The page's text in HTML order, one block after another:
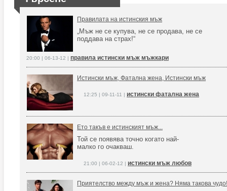
Правилата на истинския мъж
„Мъж не се купува, не се продава, не се
поддава на страх!“
20:00 | 06-13-12 | правила истински мъж мъжкари
Истински мъж, Фатална жена, Истински мъж
12:25 | 09-11-11 | истински фатална жена
Ето такъв е истинският мъж...
Той се появява точно когато най-
малко го очакваш.
21:00 | 06-02-12 | истински мъж любов
Приятелство между мъж и жена? Няма такова чудо!